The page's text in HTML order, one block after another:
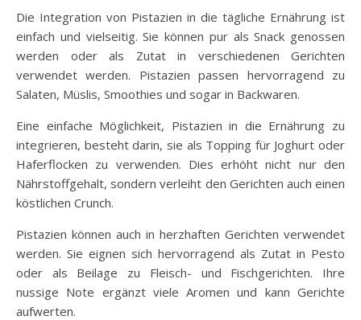
Die Integration von Pistazien in die tägliche Ernährung ist
einfach und vielseitig. Sie können pur als Snack genossen
werden oder als Zutat in verschiedenen Gerichten
verwendet werden. Pistazien passen hervorragend zu
Salaten, Müslis, Smoothies und sogar in Backwaren.
Eine einfache Möglichkeit, Pistazien in die Ernährung zu
integrieren, besteht darin, sie als Topping für Joghurt oder
Haferflocken zu verwenden. Dies erhöht nicht nur den
Nährstoffgehalt, sondern verleiht den Gerichten auch einen
köstlichen Crunch.
Pistazien können auch in herzhaften Gerichten verwendet
werden. Sie eignen sich hervorragend als Zutat in Pesto
oder als Beilage zu Fleisch- und Fischgerichten. Ihre
nussige Note ergänzt viele Aromen und kann Gerichte
aufwerten.